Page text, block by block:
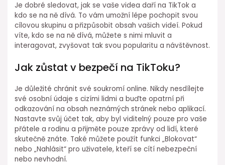
Je dobré sledovat, jak se vaše videa daří na TikTok a
kdo se na ně dívá. To vám umožní lépe pochopit svou
cílovou skupinu a přizpůsobit obsah vašich videí. Pokud
víte, kdo se na ně dívá, můžete s nimi mluvit a
interagovat, zvyšovat tak svou popularitu a návštěvnost.
Jak zůstat v bezpečí na TikToku?
Je důležité chránit své soukromí online. Nikdy nesdílejte
své osobní údaje s cizími lidmi a buďte opatrní při
odkazování na obsah neznámých stránek nebo aplikací.
Nastavte svůj účet tak, aby byl viditelný pouze pro vaše
přátele a rodinu a přijměte pouze zprávy od lidí, které
skutečně znáte. Také můžete použít funkci „Blokovat“
nebo „Nahlásit“ pro uživatele, kteří se cítí nebezpeční
nebo nevhodní.